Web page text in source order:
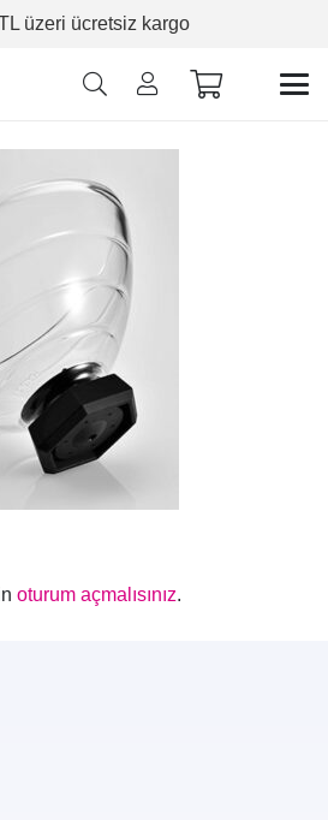
üzeri ücretsiz kargo
oturum açmalısınız.